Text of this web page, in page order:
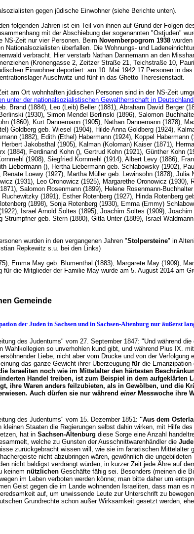
gegen jüdische Einwohner (siehe Berichte unten).
folgenden Jahren ist ein Teil von ihnen auf Grund der Folgen
mit der Abschiebung der sogenannten "Ostjuden"
NS-Zeit nur vier Personen. Beim Novemberpogrom 1938
Nationalsozialisten überfallen. Die Wohnungs- und
verbracht. Hier verstarb Nathan Dannemann an den
(Kronengasse 2, Zeitzer Straße 21, Teichstraße 10,
Einwohner deportiert: am 10. Mai 1942 17 Personen in
Auschwitz und fünf in das Ghetto Theresienstadt.
am Ort wohnhaften jüdischen Personen sind in der NS-Zeit
unter der nationalsozialistischen Gewaltherrschaft in
Brand (1884), Leo (Leib) Beller (1881), Abraham David Berger
(1930), Simon Mendel Berlinski (1896), Salomon
(1860), Kurt Dannemann (1905), Nathan Dannemann (1878),
Goldberg geb. Wiesel (1904), Hilde Anna Goldberg (1924),
(1882), Edith (Ethel) Habermann (1924), Koppel
Jakobsthal (1905), Kalman (Koloman) Kaiser (1871),
(1884), Ferdinand Kohn (), Gertrud Kohn (1921), Günther Kohn
(1908), Siegfried Kornmehl (1914), Albert Levy (1886),
Liebermann (), Hertha Liebermann geb. Schlabowsky (1902),
Loewy (1927), Martha Müller geb. Lewinsohn (1878),
(1931), Leo Oronowicz (1925), Margarethe Oronowicz
Salomon Rosenmann (1899), Helene Rosenmann-
(1891), Esther Rotenberg (1927), Hinda Rotenberg
(1898), Sonja Rotenberg (1930), Emma (Emmy)
Israel Arnold Soltes (1895), Joachim Soltes (1909),
Strumpfner geb. Stern (1880), Gitla Unter (1889), Israel
wurden in den vergangenen Jahren "Stolpersteine" in
Repkewitz s.u. bei den Links)
Emma May geb. Blumenthal (1883), Margarete May (1909),
für die Mitglieder der Familie May wurde am 5. August 2014
Gemeinde
der Juden in Sachsen und in Sachsen-Altenburg nur äußerst
des Judentums" vom 27. September 1847: "Und während
Wahlkollegien so unverhohlen kund gibt, und während Pius IX.
Liebe, nicht aber vom Drucke und von der
das ganze Gewicht ihrer Überzeugung für die Emanzipation
Israeliten noch wie im Mittelalter den härtesten
Handel treiben, ist zum Beispiel in dem aufgeklärten
ihre Waren anders feilzubieten, als in Gewölben, und die
Auch dürfen sie nur während einerMesswoche ihre
des Judentums" vom 15. Dezember 1851: "Aus dem
kleinen Staaten die Regierungen selbst dahin wirken, mit Hilfe
hat in Sachsen-Altenburg diese Sorge eine Anzahl
welche zu Gunsten der Ausschnittwarenhändler die
zurückgebracht wissen will, wie sie im fanatischen Mittelalter
nicht abzubringen wären, gewöhnlich die
nicht baldigst verdrängt würden, in kurzer Zeit jede Ähre auf
keinem nützlichen Geschäfte fähig sei. Besonders (meinen die
im Leben verboten werden könne; man bitte daher um
Geist gegen die im Lande wohnenden Israeliten, dass man
auf, um unwissende Leute zur Unterschrift zu
Grundrechte schon außer Wirksamkeit gesetzt werden,